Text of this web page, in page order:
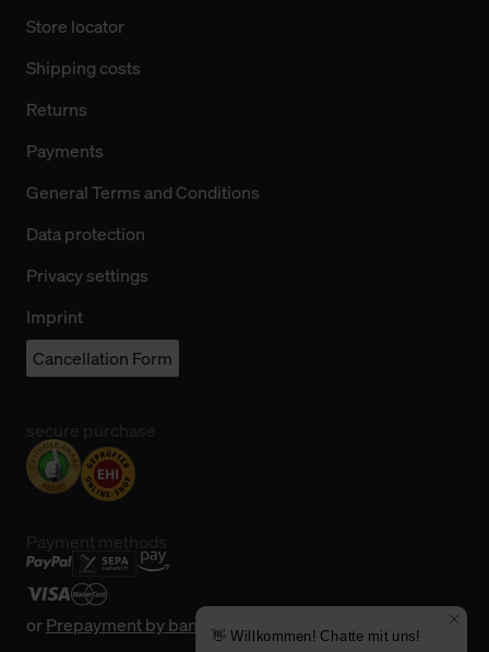
Store locator
Shipping costs
Returns
Payments
General Terms and Conditions
Data protection
Privacy settings
Imprint
Cancellation Form
orPrepayment by bank transfer